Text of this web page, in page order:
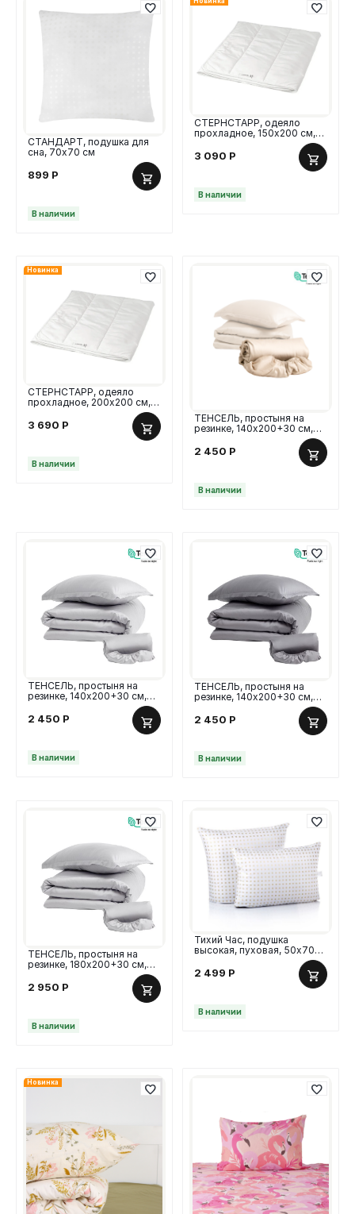
СТАНДАРТ, подушка для
сна, 70х70 см
899 Р
В наличии
СТЕРНСТАРР, одеяло
прохладное, 150х200 см,
3 090 Р
В наличии
Новинка
СТЕРНСТАРР, одеяло
прохладное, 200х200 см,
3 690 Р
В наличии
ТЕНСЕЛЬ, простыня на
резинке, 140х200+30 см,
2 450 Р
В наличии
ТЕНСЕЛЬ, простыня на
резинке, 140х200+30 см,
2 450 Р
В наличии
ТЕНСЕЛЬ, простыня на
резинке, 140х200+30 см,
2 450 Р
В наличии
ТЕНСЕЛЬ, простыня на
резинке, 180х200+30 см,
2 950 Р
В наличии
Тихий Час, подушка
высокая, пуховая, 50х70
2 499 Р
В наличии
Новинка